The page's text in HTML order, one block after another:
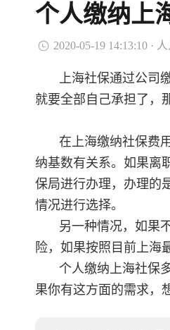
个人缴纳上
2020-05-19 14:13:10 ·
上海社保通过公司
就要全部自己承担了，
在上海缴纳社保费
纳基数有关系。如果离
保局进行办理，办理的
情况进行选择。
另一种情况，如果
险，如果按照目前上海
个人缴纳上海社保
果你有这方面的需求，